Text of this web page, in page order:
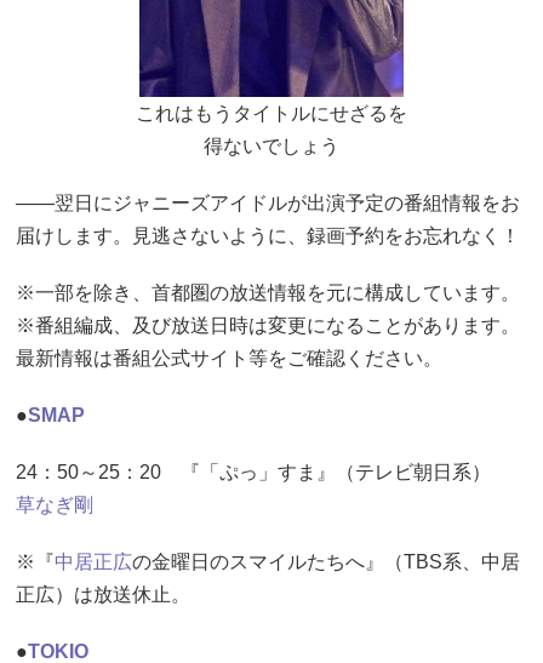
これはもうタイトルにせざるを
得ないでしょう
――翌日にジャニーズアイドルが出演予定の番組情報をお
届けします。見逃さないように、録画予約をお忘れなく！
※一部を除き、首都圏の放送情報を元に構成しています。
※番組編成、及び放送日時は変更になることがあります。
最新情報は番組公式サイト等をご確認ください。
●SMAP
24：50～25：20 『「ぷっ」すま』（テレビ朝日系）
草なぎ剛
※『中居正広の金曜日のスマイルたちへ』（TBS系、中居
正広）は放送休止。
●TOKIO